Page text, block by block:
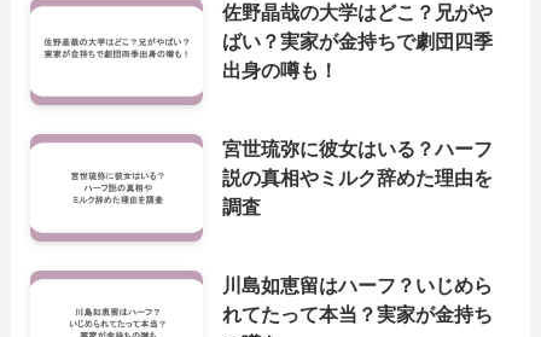
佐野晶哉の大学はどこ？兄がや
ばい？実家が金持ちで劇団四季
出身の噂も！
宮世琉弥に彼女はいる？ハーフ
説の真相やミルク辞めた理由を
調査
川島如恵留はハーフ？いじめら
れてたって本当？実家が金持ち